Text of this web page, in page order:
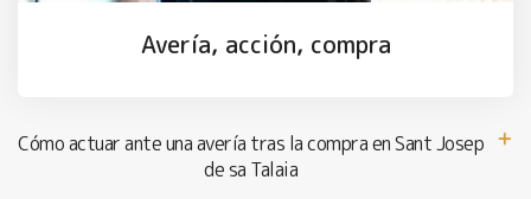
Avería, acción, compra
Cómo actuar ante una avería tras la compra en Sant Josep
de sa Talaia